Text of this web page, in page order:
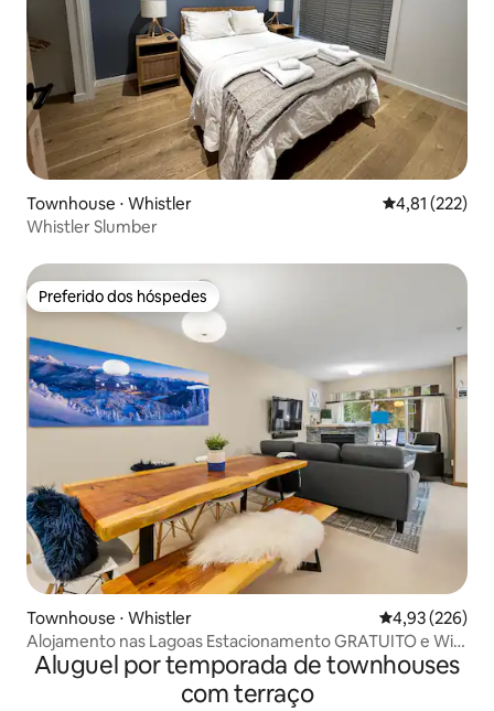
Townhouse ⋅ Whistler 4,81 de uma
4,81 (222)
Whistler Slumber
Preferido dos hóspedes
Preferido dos hóspedes
Townhouse ⋅ Whistler 4,93 de uma
4,93 (226)
Alojamento nas Lagoas Estacionamento GRATUITO e Wi-
Fi
Aluguel por temporada de townhouses
com terraço